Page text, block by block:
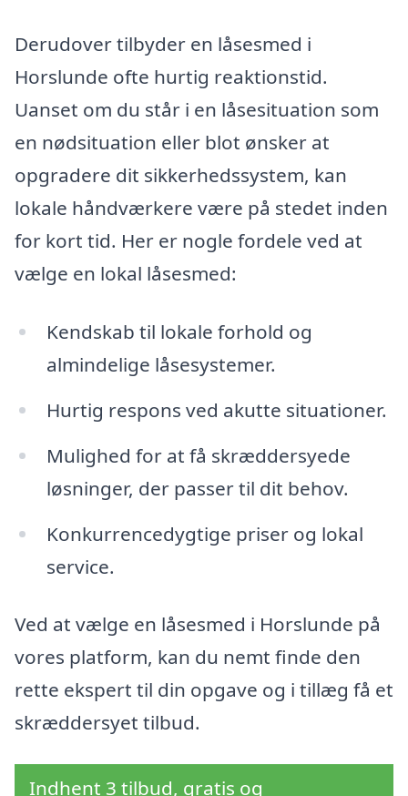
Derudover tilbyder en låsesmed i
Horslunde ofte hurtig reaktionstid.
Uanset om du står i en låsesituation som
en nødsituation eller blot ønsker at
opgradere dit sikkerhedssystem, kan
lokale håndværkere være på stedet inden
for kort tid. Her er nogle fordele ved at
vælge en lokal låsesmed:
Kendskab til lokale forhold og
almindelige låsesystemer.
Hurtig respons ved akutte situationer.
Mulighed for at få skræddersyede
løsninger, der passer til dit behov.
Konkurrencedygtige priser og lokal
service.
Ved at vælge en låsesmed i Horslunde på
vores platform, kan du nemt finde den
rette ekspert til din opgave og i tillæg få et
skræddersyet tilbud.
Indhent 3 tilbud, gratis og